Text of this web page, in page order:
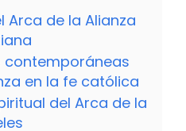
Arca de la Alianza
contemporáneas
en la fe católica
del Arca de la